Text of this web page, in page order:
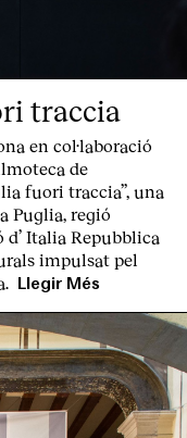
traccia
en col·laboració
de
fuori traccia”, una
Puglia, regió
Italia Repubblica
impulsat pel
Llegir Més